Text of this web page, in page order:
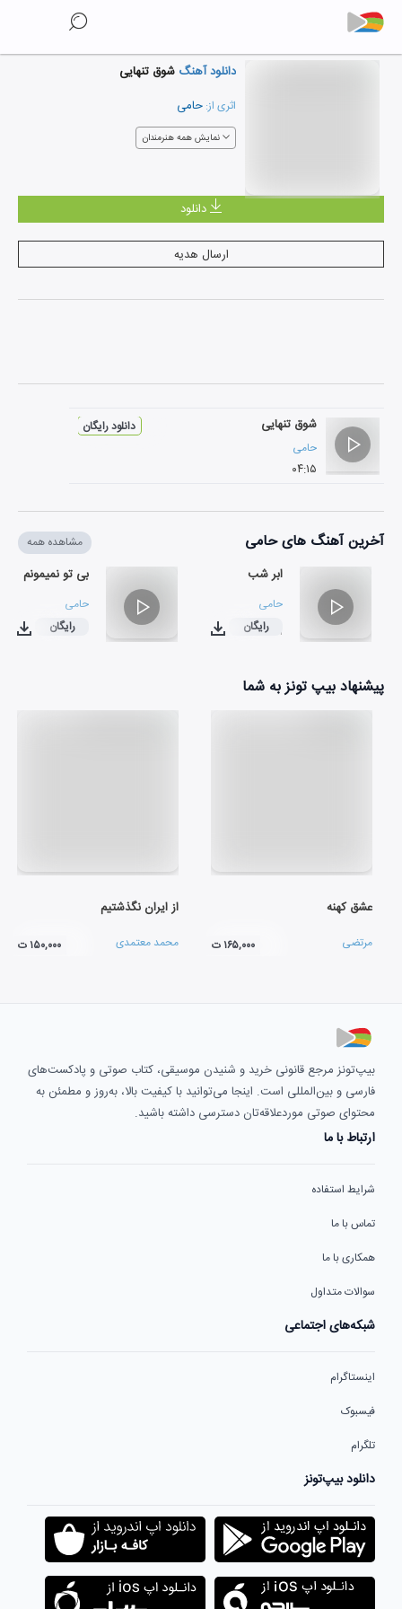
دانلود آهنگ شوق تنهایی
اثری از: حامی
نمایش همه هنرمندان
دانلود
ارسال هدیه
شوق تنهایی
حامی
۰۴:۱۵
دانلود رایگان
آخرین آهنگ های حامی مشاهده همه
ابر شب
حامی
۰۴:۲۱رایگان
بی تو نمیمونم
حامی
۰۳:۱۲
رایگان
پیشنهاد بیپ تونز به شما
عشق کهنه
مرتضی ۱۶۵,۰۰۰ ت
از ایران نگذشتیم
محمد معتمدی ۱۵۰,۰۰۰ ت
بیپ‌تونز مرجع قانونی خرید و شنیدن موسیقی، کتاب صوتی و پادکست‌های
فارسی و بین‌المللی است. اینجا می‌توانید با کیفیت بالا، به‌روز و مطمئن به
محتوای صوتی موردعلاقه‌تان دسترسی داشته باشید.
ارتباط با ما
شرایط استفاده
تماس با ما
همکاری با ما
سوالات متداول
شبکه‌های اجتماعی
اینستاگرام
فیسبوک
تلگرام
دانلود بیپ‌تونز